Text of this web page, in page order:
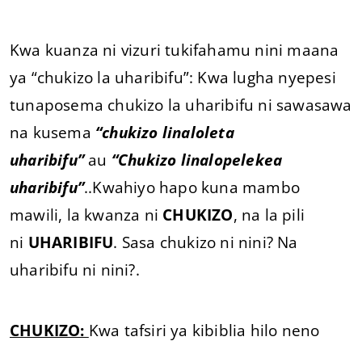
Kwa kuanza ni vizuri tukifahamu nini maana
ya “chukizo la uharibifu”: Kwa lugha nyepesi
tunaposema chukizo la uharibifu ni sawasawa
na kusema “chukizo linaloleta
uharibifu”au “Chukizo linalopelekea
uharibifu”..Kwahiyo hapo kuna mambo
mawili, la kwanza ni CHUKIZO, na la pili
ni UHARIBIFU. Sasa chukizo ni nini? Na
uharibifu ni nini?.
CHUKIZO: Kwa tafsiri ya kibiblia hilo neno